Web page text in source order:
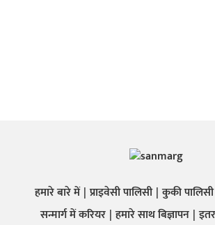
हमारे बारे में प्राइवेसी पालिसी कुकी पालिसी
सन्मार्ग में करियर हमारे साथ बिज्ञापन